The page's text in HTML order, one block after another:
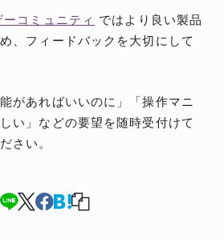
ーコミュニティ ではより良い製品
、フィードバックを大切にして
があればいいのに」「操作マニ
い」などの要望を随時受付けて
さい。